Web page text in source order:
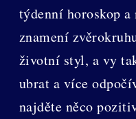
týdenní horoskop a
znamení
životní styl, a vy
ubrat a více
najděte něco